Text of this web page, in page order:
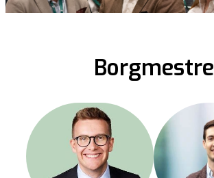
Borgmestre